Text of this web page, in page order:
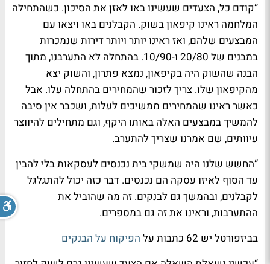
“קודם כל, הצעדים שעשינו באו לאזן את הסיכון. כשהתחילה
המלחמה ראינו קיפאון בשוק. הקבלנים באו ויצאו עם
המבצעים שלהם, ואז ראינו יותר ויותר דירות שנמכרות
במבנים של 20/80 ו-10/90. בהתחלה לא התערבנו, מתוך
הבנה שהשוק היה בקיפאון, נמצא פתרון, והשוק יצא
מהקיפאון שלו. צריך לזכור שהמחירים בהתחלה עלו. אבל
כאשר ראינו שהמחירים ממשיכים לעלות, ושכבר אין סיבה
להמשיך במבצעים האלה באותו היקף, וגם מתחילים להיווצר
עיוותים, שם אמרנו שצריך להתערב.
“החשש שלנו היה שמשקי בית נכנסים לעסקאות בלי להבין
עד הסוף לאיזו עסקה הם נכנסים. דבר כזה יכול להתגלגל
לקבלנים, ובהמשך גם לבנקים. זה מה שהוביל את
ההתערבות, וראינו את זה גם במספרים.
בביזפורטל יש 62 כתבות על
הפיקוח על הבנקים